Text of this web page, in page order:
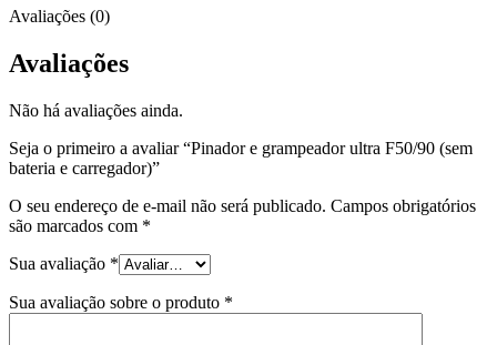
Avaliações (0)
Avaliações
Não há avaliações ainda.
Seja o primeiro a avaliar “Pinador e grampeador ultra F50/90 (sem
bateria e carregador)”
O seu endereço de e-mail não será publicado. Campos obrigatórios
são marcados com *
Sua avaliação *
Sua avaliação sobre o produto *